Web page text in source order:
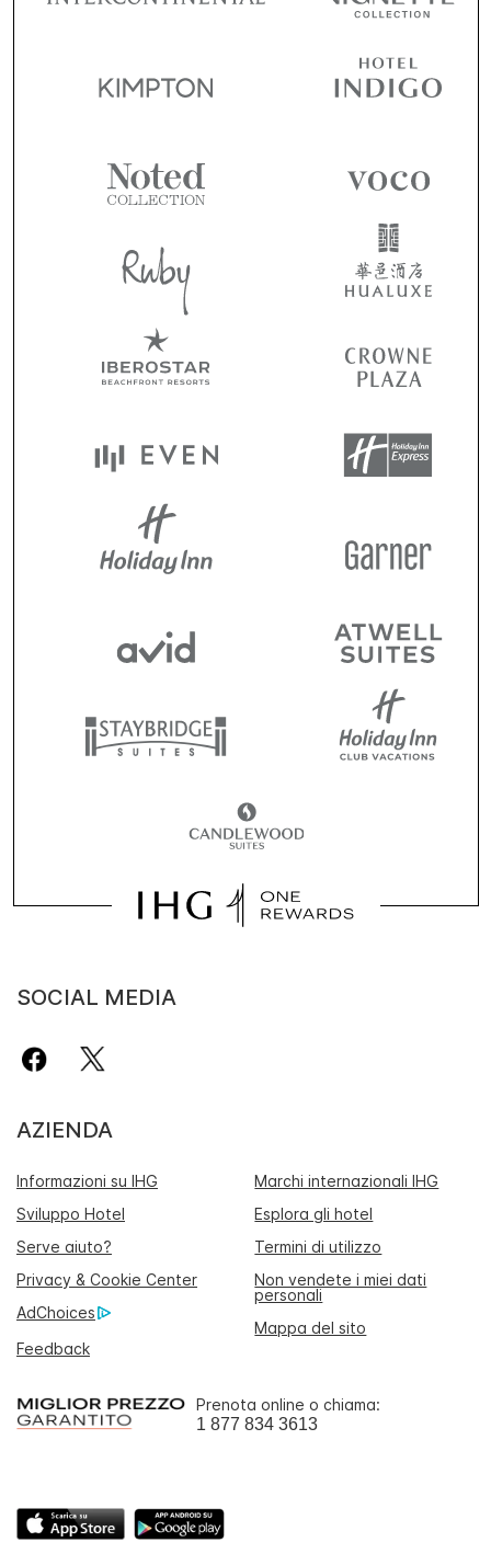
SOCIAL MEDIA
AZIENDA
Informazioni su IHG
Marchi internazionali IHG
Sviluppo Hotel
Esplora gli hotel
Serve aiuto?
Termini di utilizzo
Privacy & Cookie Center
Non vendete i miei dati
personali
AdChoices
Mappa del sito
Feedback
Prenota online o chiama:
1 877 834 3613